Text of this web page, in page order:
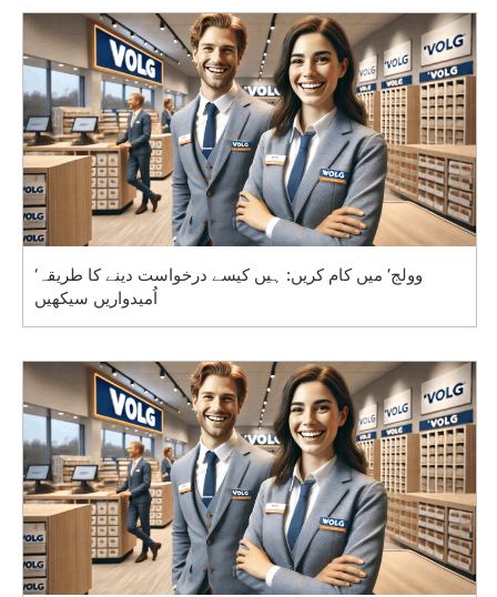
‘وولج’ میں کام کریں: ہیں کیسے درخواست دینے کا طریقہ
اُمیدواریں سیکھیں